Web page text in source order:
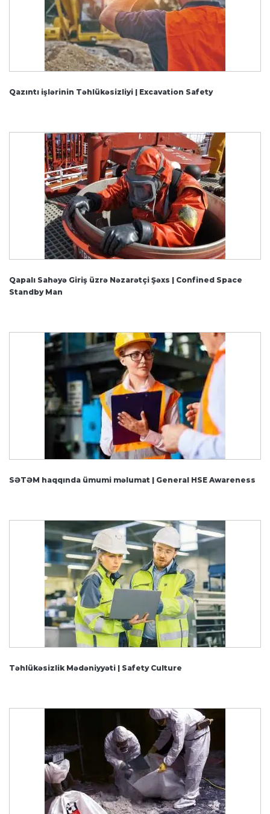
Qazıntı işlərinin Təhlükəsizliyi | Excavation Safety
Qapalı Sahəyə Giriş üzrə Nəzarətçi Şəxs | Confined Space
Standby Man
SƏTƏM haqqında ümumi məlumat | General HSE Awareness
Təhlükəsizlik Mədəniyyəti | Safety Culture